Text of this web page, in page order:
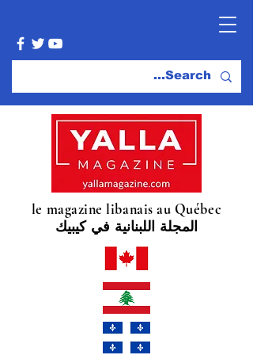
le magazine libanais au Québec
المجلة اللبنانية في كيبيك